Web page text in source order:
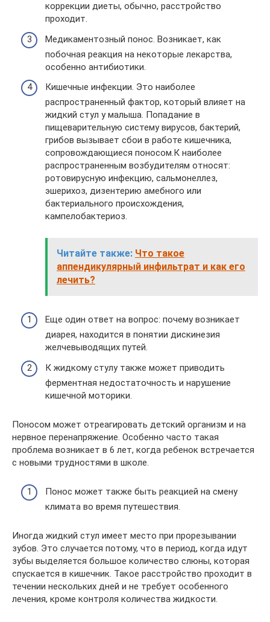
коррекции диеты, обычно, расстройство
проходит.
Медикаментозный понос. Возникает, как
побочная реакция на некоторые лекарства,
особенно антибиотики.
Кишечные инфекции. Это наиболее
распространенный фактор, который влияет на
жидкий стул у малыша. Попадание в
пищеварительную систему вирусов, бактерий,
грибов вызывает сбои в работе кишечника,
сопровождающиеся поносом.К наиболее
распространенным возбудителям относят:
ротовирусную инфекцию, сальмонеллез,
эшерихоз, дизентерию амебного или
бактериального происхождения,
кампелобактериоз.
Читайте также: Что такое
аппендикулярный инфильтрат и как его
лечить?
Еще один ответ на вопрос: почему возникает
диарея, находится в понятии дискинезия
желчевыводящих путей.
К жидкому стулу также может приводить
ферментная недостаточность и нарушение
кишечной моторики.
Поносом может отреагировать детский организм и на
нервное перенапряжение. Особенно часто такая
проблема возникает в 6 лет, когда ребенок встречается
с новыми трудностями в школе.
Понос может также быть реакцией на смену
климата во время путешествия.
Иногда жидкий стул имеет место при прорезывании
зубов. Это случается потому, что в период, когда идут
зубы выделяется большое количество слюны, которая
спускается в кишечник. Такое расстройство проходит в
течении нескольких дней и не требует особенного
лечения, кроме контроля количества жидкости.